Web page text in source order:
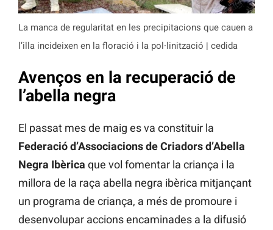
La manca de regularitat en les precipitacions que cauen a
l’illa incideixen en la floració i la pol·linització | cedida
Avenços en la recuperació de
l’abella negra
El passat mes de maig es va constituir la
Federació d’Associacions de Criadors d’Abella
Negra Ibèrica que vol fomentar la criança i la
millora de la raça abella negra ibèrica mitjançant
un programa de criança, a més de promoure i
desenvolupar accions encaminades a la difusió